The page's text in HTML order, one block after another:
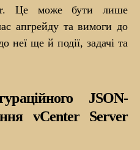
Це може бути лише
апгрейду та вимоги до
неї ще й події, задачі та
JSON-
vCenter Server